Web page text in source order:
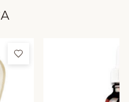
Добави в любими